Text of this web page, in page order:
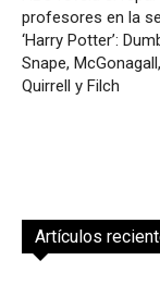
profesores en la
‘Harry Potter’:
Snape,
Quirrell y Filch
Artículos